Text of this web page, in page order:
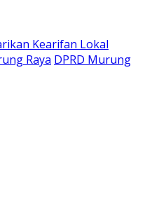
Kearifan Lokal
Raya DPRD Murung